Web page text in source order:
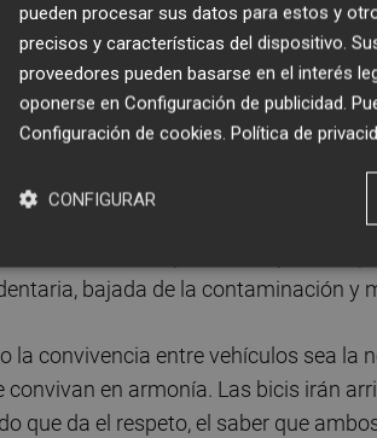
del sectarismo no se salva
hablar es de que el mejor futuro del
para cambiar nuestra forma de
vehículo marginado. Es la ley
un medio de transporte u otro. El
la coexistencia con las bicicletas y
vida cada vez que sales a
bajada de la contaminación y
la convivencia entre vehículos sea la
en armonía. Las bicis irán
que da el respeto, el saber que
pueden procesar sus datos para estos y
precisos y características del dispositivo.
proveedores pueden basarse en el interés
oponerse en Configuración de publicidad.
Configuración de cookies. Política de
CONFIGURAR